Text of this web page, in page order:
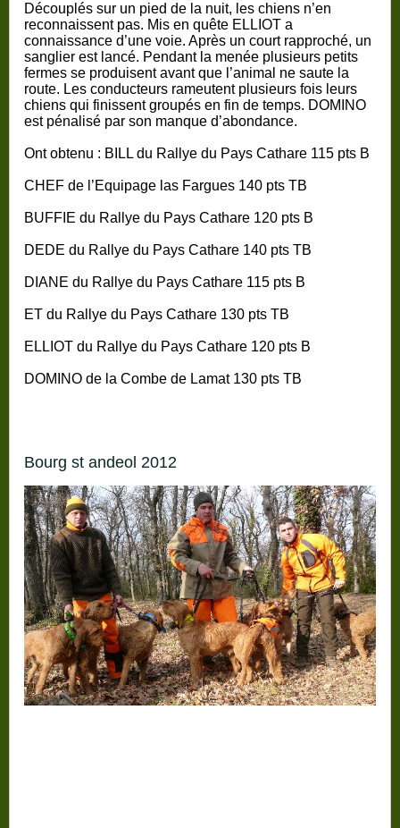
Découplés sur un pied de la nuit, les chiens n’en
reconnaissent pas. Mis en quête ELLIOT a
connaissance d’une voie. Après un court rapproché, un
sanglier est lancé. Pendant la menée plusieurs petits
fermes se produisent avant que l’animal ne saute la
route. Les conducteurs rameutent plusieurs fois leurs
chiens qui finissent groupés en fin de temps. DOMINO
est pénalisé par son manque d’abondance.
Ont obtenu : BILL du Rallye du Pays Cathare 115 pts B
CHEF de l’Equipage las Fargues 140 pts TB
BUFFIE du Rallye du Pays Cathare 120 pts B
DEDE du Rallye du Pays Cathare 140 pts TB
DIANE du Rallye du Pays Cathare 115 pts B
ET du Rallye du Pays Cathare 130 pts TB
ELLIOT du Rallye du Pays Cathare 120 pts B
DOMINO de la Combe de Lamat 130 pts TB
bourg st andeol 2012